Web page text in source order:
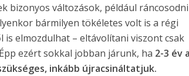
bizonyos változások, például ráncosodni
bármilyen tökéletes volt is a régi
elmozdulhat – eltávolítani viszont csak
ezért sokkal jobban járunk, ha 2-3 év
inkább újracsináltatjuk.